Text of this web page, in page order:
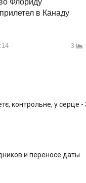
Флориду
в Канаду
3
контрольне, у серце -
и переносе даты